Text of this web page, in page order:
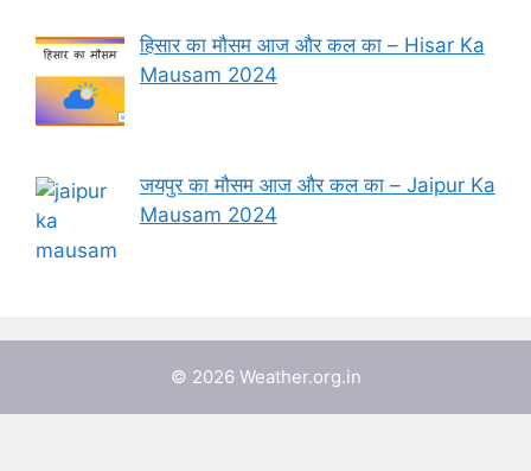
हिसार का मौसम आज और कल का – Hisar Ka
Mausam 2024
जयपुर का मौसम आज और कल का – Jaipur Ka
Mausam 2024
© 2026 Weather.org.in